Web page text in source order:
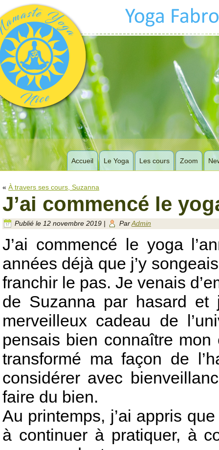
Accueil Le Yoga Les cours Zoom
« À travers ses cours, Suzanna
J’ai commencé le
Publié le 12 novembre 2019 | ParAdmin
J’ai commencé le yoga
années déjà que j’y
franchir le pas. Je venais
de Suzanna par hasard
merveilleux cadeau de
pensais bien connaître
transformé ma façon de
considérer avec
faire du bien.
Au printemps, j’ai appris
à continuer à pratiquer, à